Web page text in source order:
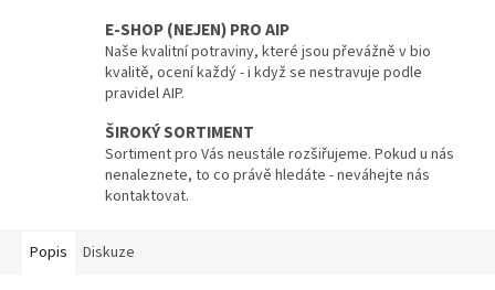
E-SHOP (NEJEN) PRO AIP
Naše kvalitní potraviny, které jsou převážně v bio
kvalitě, ocení každý - i když se nestravuje podle
pravidel AIP.
ŠIROKÝ SORTIMENT
Sortiment pro Vás neustále rozšiřujeme. Pokud u nás
nenaleznete, to co právě hledáte - neváhejte nás
kontaktovat.
Popis Diskuze